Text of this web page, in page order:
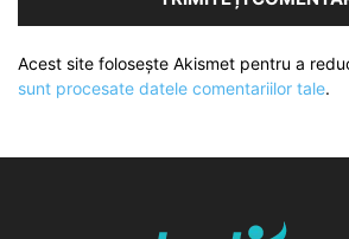
Acest site folosește Akismet pentru a
sunt procesate datele comentariilor tale.